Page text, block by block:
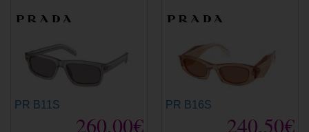
PR B11S
260,00€
PR B16S
240,50€